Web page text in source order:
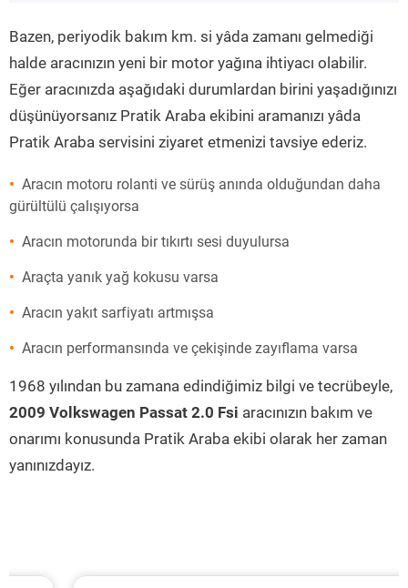
Bazen, periyodik bakım km. si yâda zamanı gelmediği
halde aracınızın yeni bir motor yağına ihtiyacı olabilir.
Eğer aracınızda aşağıdaki durumlardan birini yaşadığınızı
düşünüyorsanız Pratik Araba ekibini aramanızı yâda
Pratik Araba servisini ziyaret etmenizi tavsiye ederiz.
Aracın motoru rolanti ve sürüş anında olduğundan daha
gürültülü çalışıyorsa
Aracın motorunda bir tıkırtı sesi duyulursa
Araçta yanık yağ kokusu varsa
Aracın yakıt sarfiyatı artmışsa
Aracın performansında ve çekişinde zayıflama varsa
1968 yılından bu zamana edindiğimiz bilgi ve tecrübeyle,
2009 Volkswagen Passat 2.0 Fsi aracınızın bakım ve
onarımı konusunda Pratik Araba ekibi olarak her zaman
yanınızdayız.